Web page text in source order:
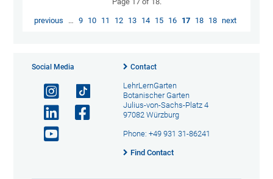
previous … 9 10 11 12 13 14 15 16 17 18 18 next
Social Media Contact
LehrLernGarten
Botanischer Garten
Julius-von-Sachs-Platz 4
97082 Würzburg
Phone: +49 931 31-86241
Find Contact